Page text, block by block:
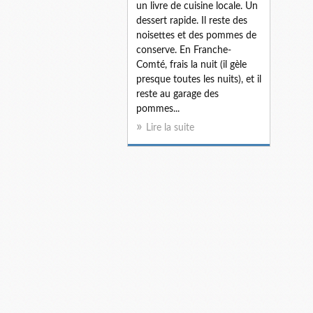
un livre de cuisine locale. Un
dessert rapide. Il reste des
noisettes et des pommes de
conserve. En Franche-
Comté, frais la nuit (il gèle
presque toutes les nuits), et il
reste au garage des
pommes...
Lire la suite